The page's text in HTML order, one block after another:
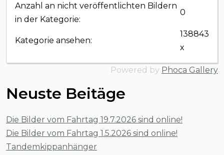
Anzahl an nicht veröffentlichten Bildern
in der Kategorie:
0
Kategorie ansehen:
138843
x
Powered by Phoca Gallery
Neuste Beitäge
Die Bilder vom Fahrtag 19.7.2026 sind online!
Die Bilder vom Fahrtag 1.5.2026 sind online!
Tandemkippanhänger